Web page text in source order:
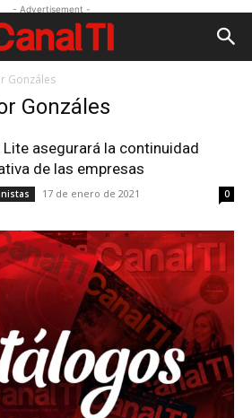
- Advertisement -
Gonzáles
Gonzáles
Lite asegurará la continuidad
de las empresas
17 de enero de 2021 0